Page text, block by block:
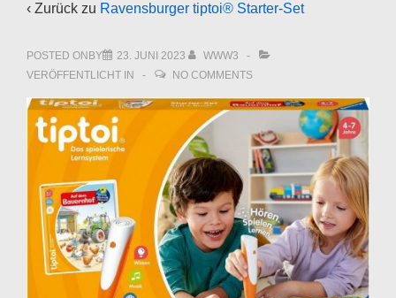
‹ Zurück zu Ravensburger tiptoi® Starter-Set
POSTED ONBY 23. JUNI 2023
WWW3
VERÖFFENTLICHT IN
NO COMMENTS